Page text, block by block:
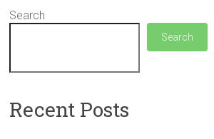
Search
Search
Recent Posts